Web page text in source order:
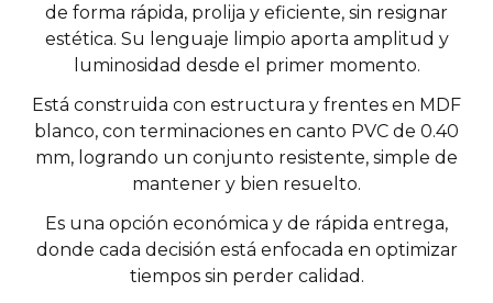
de forma rápida, prolija y eficiente, sin resignar
estética. Su lenguaje limpio aporta amplitud y
luminosidad desde el primer momento.
Está construida con estructura y frentes en MDF
blanco, con terminaciones en canto PVC de 0.40
mm, logrando un conjunto resistente, simple de
mantener y bien resuelto.
Es una opción económica y de rápida entrega,
donde cada decisión está enfocada en optimizar
tiempos sin perder calidad.